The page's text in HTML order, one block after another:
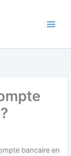
bancaire en